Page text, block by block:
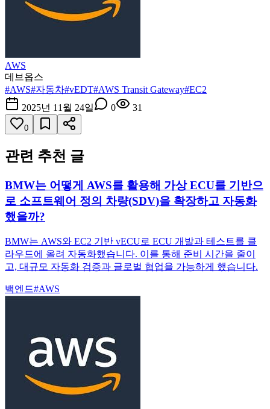
AWS
데브옵스
#AWS#자동차#vEDT#AWS Transit Gateway#EC2
2025년 11월 24일
0 31
0
관련 추천 글
BMW는 어떻게 AWS를 활용해 가상 ECU를 기반으
로 소프트웨어 정의 차량(SDV)을 확장하고 자동화
했을까?
BMW는 AWS와 EC2 기반 vECU로 ECU 개발과 테스트를 클
라우드에 올려 자동화했습니다. 이를 통해 준비 시간을 줄이
고, 대규모 자동화 검증과 글로벌 협업을 가능하게 했습니다.
백엔드#AWS